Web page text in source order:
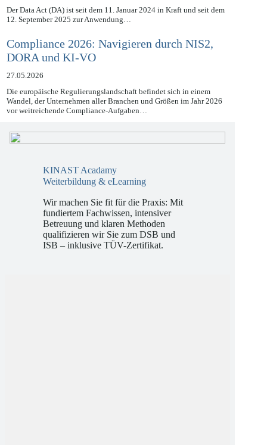
Der Data Act (DA) ist seit dem 11. Januar 2024 in Kraft und seit dem
12. September 2025 zur Anwendung…
Compliance 2026: Navigieren durch NIS2,
DORA und KI-VO
27.05.2026
Die europäische Regulierungslandschaft befindet sich in einem
Wandel, der Unternehmen aller Branchen und Größen im Jahr 2026
vor weitreichende Compliance-Aufgaben…
KINAST Acadamy
Weiterbildung & eLearning
Wir machen Sie fit für die Praxis: Mit
fundiertem Fachwissen, intensiver
Betreuung und klaren Methoden
qualifizieren wir Sie zum DSB und
ISB – inklusive TÜV-Zertifikat.